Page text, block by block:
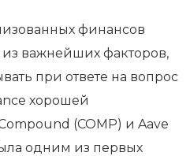
финансов
важнейших факторов,
при ответе на вопрос
хорошей
(COMP) и Aave
одним из первых